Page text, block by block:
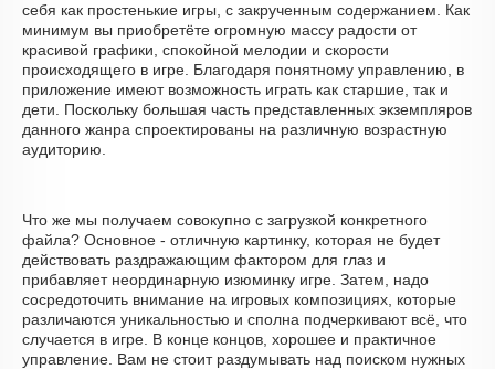
себя как простенькие игры, с закрученным содержанием. Как
минимум вы приобретёте огромную массу радости от
красивой графики, спокойной мелодии и скорости
происходящего в игре. Благодаря понятному управлению, в
приложение имеют возможность играть как старшие, так и
дети. Поскольку большая часть представленных экземпляров
данного жанра спроектированы на различную возрастную
аудиторию.
Что же мы получаем совокупно с загрузкой конкретного
файла? Основное - отличную картинку, которая не будет
действовать раздражающим фактором для глаз и
прибавляет неординарную изюминку игре. Затем, надо
сосредоточить внимание на игровых композициях, которые
различаются уникальностью и сполна подчеркивают всё, что
случается в игре. В конце концов, хорошее и практичное
управление. Вам не стоит раздумывать над поиском нужных